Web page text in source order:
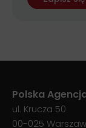
Polska
ul. Krucza 50
00-025